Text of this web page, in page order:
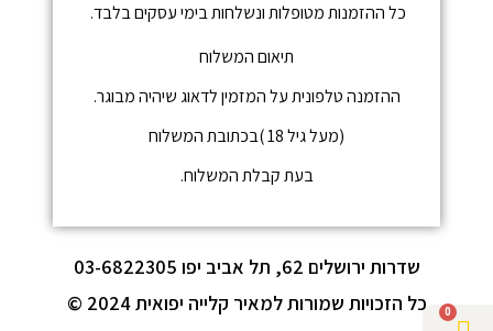
0
כל ההזמנות מטופלות ונשלחות בימי עסקים בלבד.
תיאום המשלוח
ההזמנה טלפונית על המזמין לדאוג שיהיה מבוגר.
(מעל גיל 18 )בכתובת המשלוח
בעת קבלת המשלוח.
שדרות ירושלים 62, תל אביב יפו 03-6822305
כל הזכויות שמורות למאיר קלייה יפואית 2024 ©